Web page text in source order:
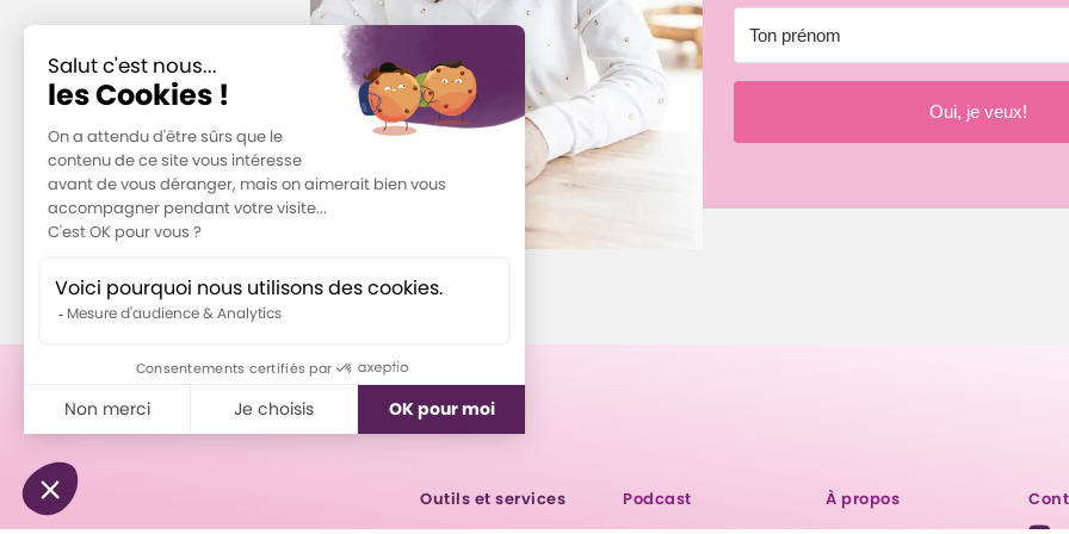
Oui, je veux!
Outils et services Podcast À propos